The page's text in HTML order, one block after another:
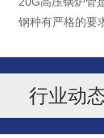
钢种有严格的要
行业动